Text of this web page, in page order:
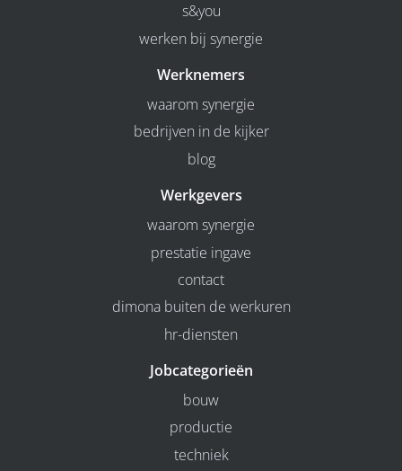
s&you
werken bij synergie
Werknemers
waarom synergie
bedrijven in de kijker
blog
Werkgevers
waarom synergie
prestatie ingave
contact
dimona buiten de werkuren
hr-diensten
Jobcategorieën
bouw
productie
techniek